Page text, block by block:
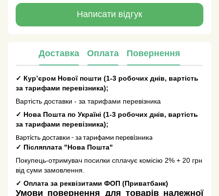
Написати відгук
Доставка Оплата Повернення
✓ Кур’єром Нової пошти (1-3 робочих днів, вартість
за тарифами перевізника);
Вартість доставки - за тарифами перевізника
✓ Нова Пошта по Україні (1-3 робочих днів, вартість
за тарифами перевізника);
Вартість доставки - за тарифами перевізника
✓ Післяплата "Нова Пошта"
Покупець-отримувач посилки сплачує комісію 2% + 20 грн
від суми замовлення.
✓ Оплата за реквізитами ФОП (Приватбанк)
Умови повернення для товарів належної